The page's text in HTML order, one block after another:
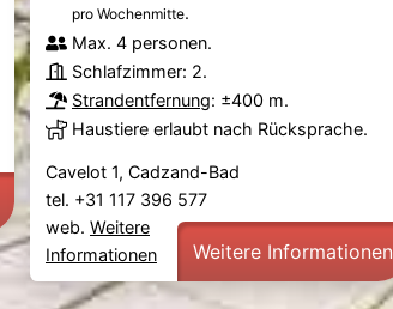
pro Wochenmitte.
Max. 4 personen.
Schlafzimmer: 2.
Strandentfernung: ±400 m.
Haustiere erlaubt nach Rücksprache.
Cavelot 1, Cadzand-Bad
tel. +31 117 396 577
web. Weitere
Informationen
Weitere Informationen